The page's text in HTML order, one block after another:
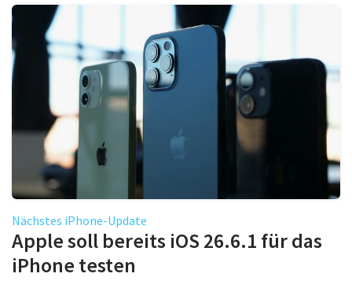
Nächstes iPhone-Update
Apple soll bereits iOS 26.6.1 für das
iPhone testen